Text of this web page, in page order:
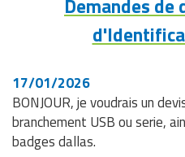
Ustensile cuisine
Vitrines pour magasin
Traitement de l'air
Trancheuse professionnelle
Transformateur électrique
Tapis de bureau
Traitement des surfaces
Traitement du linge
Equipements de football
Equipements pour patinage
Equipements pour roller
Pétrin professionnel
Plats et plateaux
Pompes à sauce
Demandes de
17/01/2026
BONJOUR, je voudrais un
branchement USB ou serie,
badges dallas.